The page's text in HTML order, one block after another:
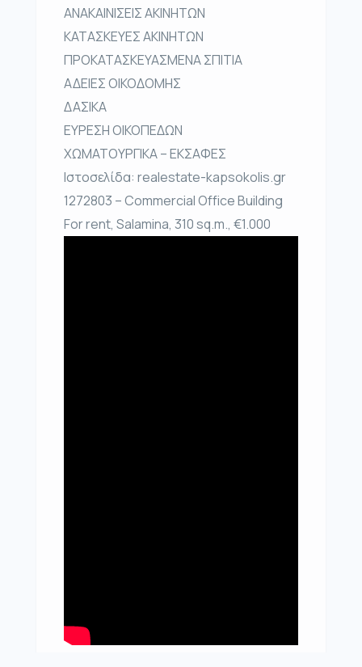
ΑΝΑΚΑΙΝΙΣΕΙΣ ΑΚΙΝΗΤΩΝ
ΚΑΤΑΣΚΕΥΕΣ ΑΚΙΝΗΤΩΝ
ΠΡΟΚΑΤΑΣΚΕΥΑΣΜΕΝΑ ΣΠΙΤΙΑ
ΑΔΕΙΕΣ ΟΙΚΟΔΟΜΗΣ
ΔΑΣΙΚΑ
ΕΥΡΕΣΗ ΟΙΚΟΠΕΔΩΝ
ΧΩΜΑΤΟΥΡΓΙΚΑ – ΕΚΣΑΦΕΣ
Ιστοσελίδα: realestate-kapsokolis.gr
1272803 – Commercial Office Building
For rent, Salamina, 310 sq.m., €1.000